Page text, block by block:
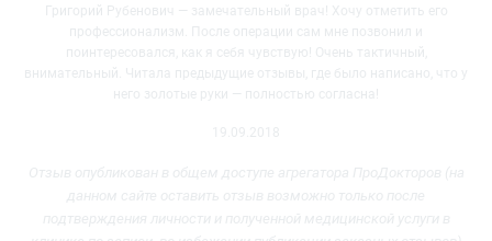
Григорий Рубенович — замечательный врач! Хочу отметить его
профессионализм. После операции сам мне позвонил и
поинтересовался, как я себя чувствую! Очень тактичный,
внимательный. Читала предыдущие отзывы, где было написано, что у
него золотые руки — полностью согласна!
19.09.2018
Отзыв опубликован в общем доступе агрегатора ПроДокторов (на
данном сайте оставить отзыв возможно только после
подтверждения личности и полученной медицинской услуги в